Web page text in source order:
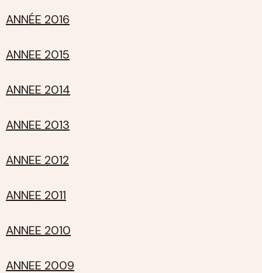
ANNÉE 2016
ANNEE 2015
ANNEE 2014
ANNEE 2013
ANNEE 2012
ANNEE 2011
ANNEE 2010
ANNEE 2009